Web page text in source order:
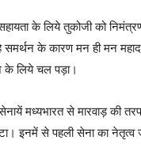
के लिये तुकोजी को
समर्थन के कारण मन ही मन
के लिये चल पड़ा।
मध्यभारत से मारवाड़ की
इनमें से पहली सेना का